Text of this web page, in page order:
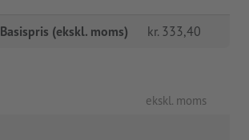
Basispris (ekskl. moms) kr. 333,40
ekskl. moms